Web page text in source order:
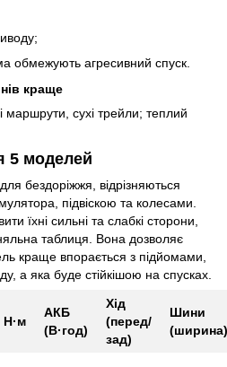
обмежують агресивний спуск.
краще
маршрути, сухі трейли; теплий
5 моделей
бездоріжжя, відрізняються
підвіскою та колесами.
їхні сильні та слабкі сторони,
таблиця. Вона дозволяє
краще впорається з підйомами,
а яка буде стійкішою на спусках.
Н·м
АКБ
(В·год)
Хід
(перед/
зад)
Шини
(ширина)